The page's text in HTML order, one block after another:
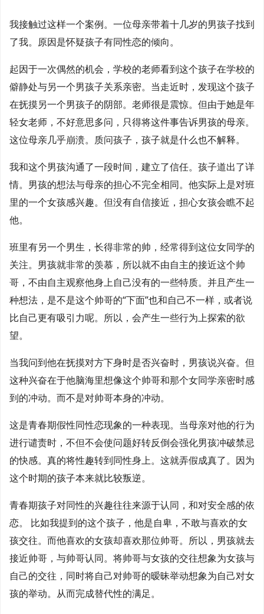
我接触过这样一个案例。一位母亲带着十几岁的男孩子找到
了我。原因是怀疑孩子有同性恋的倾向。
起因于一次偶然的机会，学校的老师看到这个孩子在学校的
僻静处与另一个男孩子关系亲密。当走近时，发现这个孩子
在抚摸另一个男孩子的阴部。老师很是震惊。但由于她是年
轻女老师，不好意思多问，只得将这件事告诉男孩的母亲。
这位母亲几乎崩溃。质问孩子，孩子就是什么也不解释。
我和这个男孩沟通了一段时间，建立了信任。孩子道出了详
情。男孩的想法与母亲的担心不完全相同。他实际上是对班
里的一个女孩感兴趣。但没有自信接近，担心女孩会瞧不起
他。
班里有另一个男生，长得非常的帅，经常得到这位女同学的
关注。男孩就非常的羡慕，所以就不由自主的接近这个帅
哥，不由自主观察他身上自己没有的一些特质。并且产生一
种想法，是不是这个帅哥的“下面”也和自己不一样，或者说
比自己更有吸引力呢。所以，会产生一些行为上探索的欲
望。
当我问到他在抚摸对方下身时是否兴奋时，男孩说兴奋。但
这种兴奋在于他脑海里想像这个帅哥和那个女同学亲密时感
到的冲动。而不是对帅哥本身的冲动。
这是青春期假性同性恋现象的一种表现。当母亲对他的行为
进行谴责时，不但不会使问题好转反倒会强化男孩冲破禁忌
的快感。真的将性趣转到同性身上。这就弄假成真了。因为
这个时期的孩子本来就比较叛逆。
青春期孩子对同性的兴趣往往来源于认同，和对安全感的依
恋。 比如我提到的这个孩子，他是自卑，不敢与喜欢的女
孩交往。而他喜欢的女孩却喜欢那位帅哥。所以，男孩就去
接近帅哥，与帅哥认同。将帅哥与女孩的交往想象为女孩与
自己的交往，同时将自己对帅哥的暧昧举动想象为自己对女
孩的举动。从而完成替代性的满足。